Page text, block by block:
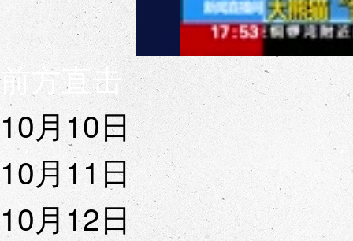
前方直击
10月10日
10月11日
10月12日